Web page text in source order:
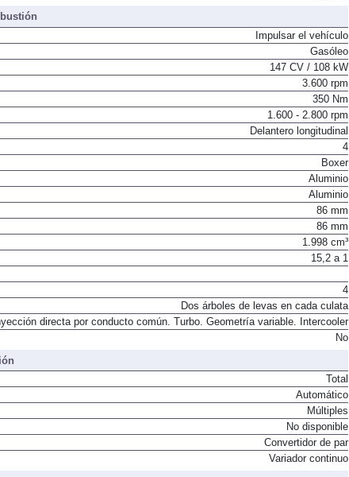
Impulsar el vehículo
Gasóleo
147 CV / 108 kW
3.600 rpm
350 Nm
1.600 - 2.800 rpm
Delantero longitudinal
4
Boxer
Aluminio
Aluminio
86 mm
86 mm
1.998 cm³
15,2 a 1
4
Dos árboles de levas en cada culata
directa por conducto común. Turbo. Geometría variable. Intercooler
No
Total
Automático
Múltiples
No disponible
Convertidor de par
Variador continuo